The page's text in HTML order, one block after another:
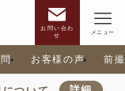
お問い合わ
せ
メニュー
お客様の声 前